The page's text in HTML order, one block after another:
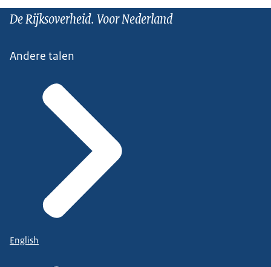
De Rijksoverheid. Voor Nederland
Andere talen
English